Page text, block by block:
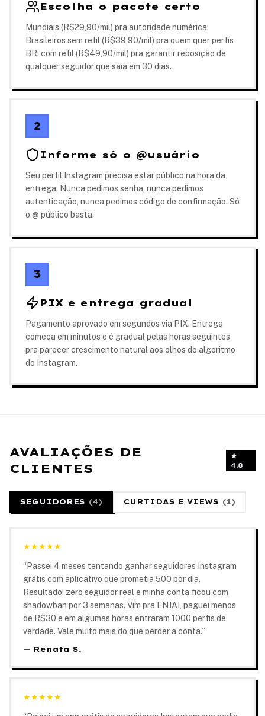
Escolha o pacote certo
Mundiais (R$29,90/mil) pra autoridade numérica;
Brasileiros sem refil (R$39,90/mil) pra quem quer perfis
BR; com refil (R$49,90/mil) pra garantir reposição de
qualquer seguidor que saia em 30 dias.
2
Informe só o @usuário
Seu perfil Instagram precisa estar público na hora da
entrega. Nunca pedimos senha, nunca pedimos
autenticação, nunca pedimos código de confirmação. Só
o @ público basta.
3
PIX e entrega gradual
Pagamento aprovado em segundos via PIX. Entrega
começa em minutos e é gradual pelas horas seguintes
pra parecer crescimento natural aos olhos do algoritmo
do Instagram.
AVALIAÇÕES DE
CLIENTES
★
4.8
SEGUIDORES (4) CURTIDAS E VIEWS (1)
★★★★★
“ Passei 4 meses tentando ganhar seguidores Instagram
grátis com aplicativo que prometia 500 por dia.
Resultado: zero seguidor real e minha conta ficou com
shadowban por 3 semanas. Vim pra ENJAI, paguei menos
de R$30 e em algumas horas entraram 1000 perfis de
verdade. Vale muito mais do que perder a conta.”
— Renata S.
★★★★★